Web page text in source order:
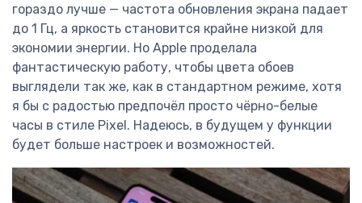
гораздо лучше — частота обновления экрана падает
до 1 Гц, а яркость становится крайне низкой для
экономии энергии. Но Apple проделала
фантастическую работу, чтобы цвета обоев
выглядели так же, как в стандартном режиме, хотя
я бы с радостью предпочёл просто чёрно-белые
часы в стиле Pixel. Надеюсь, в будущем у функции
будет больше настроек и возможностей.